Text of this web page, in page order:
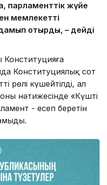
парламенттік жүйе
мемлекеттің
дамып отырды, – дейді
Конституциялық сот
рөлі күшейтілді, ал
нәтижесінде «Күшті
- есеп беретін